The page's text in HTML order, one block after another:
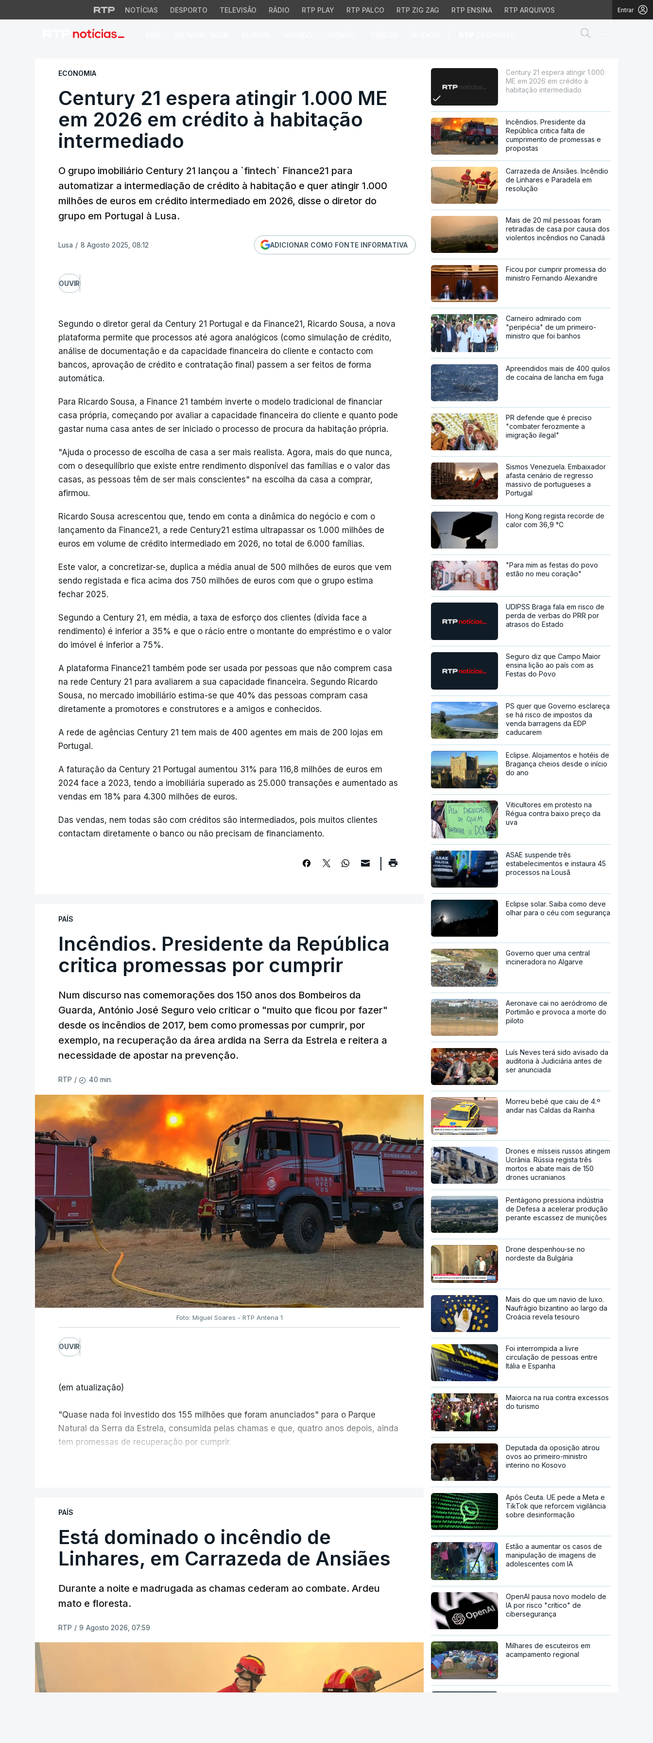
NOTÍCIAS DESPORTO TELEVISÃO RÁDIO RTP PLAY RTP PALCO RTP ZIG ZAG RTP ENSINA RTP ARQUIVOS Entrar
Century 21 espera atingir 1.000 ME em 2026 em crédito à
ECONOMIA
Century 21 espera atingir 1.000 ME
em 2026 em crédito à habitação
intermediado
O grupo imobiliário Century 21 lançou a `fintech` Finance21 para
automatizar a intermediação de crédito à habitação e quer atingir 1.000
milhões de euros em crédito intermediado em 2026, disse o diretor do
grupo em Portugal à Lusa.
Lusa / 8 Agosto 2025, 08:12 ADICIONAR COMO FONTE INFORMATIVA
OUVIR
Segundo o diretor geral da Century 21 Portugal e da Finance21, Ricardo Sousa, a nova
plataforma permite que processos até agora analógicos (como simulação de crédito,
análise de documentação e da capacidade financeira do cliente e contacto com
bancos, aprovação de crédito e contratação final) passem a ser feitos de forma
automática.
Para Ricardo Sousa, a Finance 21 também inverte o modelo tradicional de financiar
casa própria, começando por avaliar a capacidade financeira do cliente e quanto pode
gastar numa casa antes de ser iniciado o processo de procura da habitação própria.
"Ajuda o processo de escolha de casa a ser mais realista. Agora, mais do que nunca,
com o desequilíbrio que existe entre rendimento disponível das famílias e o valor das
casas, as pessoas têm de ser mais conscientes" na escolha da casa a comprar,
afirmou.
Ricardo Sousa acrescentou que, tendo em conta a dinâmica do negócio e com o
lançamento da Finance21, a rede Century21 estima ultrapassar os 1.000 milhões de
euros em volume de crédito intermediado em 2026, no total de 6.000 famílias.
Este valor, a concretizar-se, duplica a média anual de 500 milhões de euros que vem
sendo registada e fica acima dos 750 milhões de euros com que o grupo estima
fechar 2025.
Segundo a Century 21, em média, a taxa de esforço dos clientes (dívida face a
rendimento) é inferior a 35% e que o rácio entre o montante do empréstimo e o valor
do imóvel é inferior a 75%.
A plataforma Finance21 também pode ser usada por pessoas que não comprem casa
na rede Century 21 para avaliarem a sua capacidade financeira. Segundo Ricardo
Sousa, no mercado imobiliário estima-se que 40% das pessoas compram casa
diretamente a promotores e construtores e a amigos e conhecidos.
A rede de agências Century 21 tem mais de 400 agentes em mais de 200 lojas em
Portugal.
A faturação da Century 21 Portugal aumentou 31% para 116,8 milhões de euros em
2024 face a 2023, tendo a imobiliária superado as 25.000 transações e aumentado as
vendas em 18% para 4.300 milhões de euros.
Das vendas, nem todas são com créditos são intermediados, pois muitos clientes
contactam diretamente o banco ou não precisam de financiamento.
PAÍS
Incêndios. Presidente da República
critica promessas por cumprir
Num discurso nas comemorações dos 150 anos dos Bombeiros da
Guarda, António José Seguro veio criticar o "muito que ficou por fazer"
desde os incêndios de 2017, bem como promessas por cumprir, por
exemplo, na recuperação da área ardida na Serra da Estrela e reitera a
necessidade de apostar na prevenção.
RTP / 40 min.
Foto: Miguel Soares - RTP Antena 1
OUVIR
(em atualização)
"Quase nada foi investido dos 155 milhões que foram anunciados" para o Parque
Natural da Serra da Estrela, consumida pelas chamas e que, quatro anos depois, ainda
tem promessas de recuperação por cumprir.
ERRO 100
ERROR ON HTML5 MEDIA ELEMENT
PAÍS
Está dominado o incêndio de
Linhares, em Carrazeda de Ansiães
Durante a noite e madrugada as chamas cederam ao combate. Ardeu
mato e floresta.
RTP / 9 Agosto 2026, 07:59
Century 21 espera atingir 1.000
ME em 2026 em crédito à
habitação intermediado
Incêndios. Presidente da
República critica falta de
cumprimento de promessas e
propostas
Carrazeda de Ansiães. Incêndio
de Linhares e Paradela em
resolução
Mais de 20 mil pessoas foram
retiradas de casa por causa dos
violentos incêndios no Canadá
Ficou por cumprir promessa do
ministro Fernando Alexandre
Carneiro admirado com
"peripécia" de um primeiro-
ministro que foi banhos
Apreendidos mais de 400 quilos
de cocaína de lancha em fuga
PR defende que é preciso
"combater ferozmente a
imigração ilegal"
Sismos Venezuela. Embaixador
afasta cenário de regresso
massivo de portugueses a
Portugal
Hong Kong regista recorde de
calor com 36,9 °C
"Para mim as festas do povo
estão no meu coração"
UDIPSS Braga fala em risco de
perda de verbas do PRR por
atrasos do Estado
Seguro diz que Campo Maior
ensina lição ao país com as
Festas do Povo
PS quer que Governo esclareça
se há risco de impostos da
venda barragens da EDP
caducarem
Eclipse. Alojamentos e hotéis de
Bragança cheios desde o início
do ano
Viticultores em protesto na
Régua contra baixo preço da
uva
ASAE suspende três
estabelecimentos e instaura 45
processos na Lousã
Eclipse solar. Saiba como deve
olhar para o céu com segurança
Governo quer uma central
incineradora no Algarve
Aeronave cai no aeródromo de
Portimão e provoca a morte do
piloto
Luís Neves terá sido avisado da
auditoria à Judiciária antes de
ser anunciada
Morreu bebé que caiu de 4.º
andar nas Caldas da Rainha
Drones e mísseis russos atingem
Ucrânia. Rússia regista três
mortos e abate mais de 150
drones ucranianos
Pentágono pressiona indústria
de Defesa a acelerar produção
perante escassez de munições
Drone despenhou-se no
nordeste da Bulgária
Mais do que um navio de luxo.
Naufrágio bizantino ao largo da
Croácia revela tesouro
Foi interrompida a livre
circulação de pessoas entre
Itália e Espanha
Maiorca na rua contra excessos
do turismo
Deputada da oposição atirou
ovos ao primeiro-ministro
interino no Kosovo
Após Ceuta. UE pede a Meta e
TikTok que reforcem vigilância
sobre desinformação
Estão a aumentar os casos de
manipulação de imagens de
adolescentes com IA
OpenAI pausa novo modelo de
IA por risco "crítico" de
cibersegurança
Milhares de escuteiros em
acampamento regional